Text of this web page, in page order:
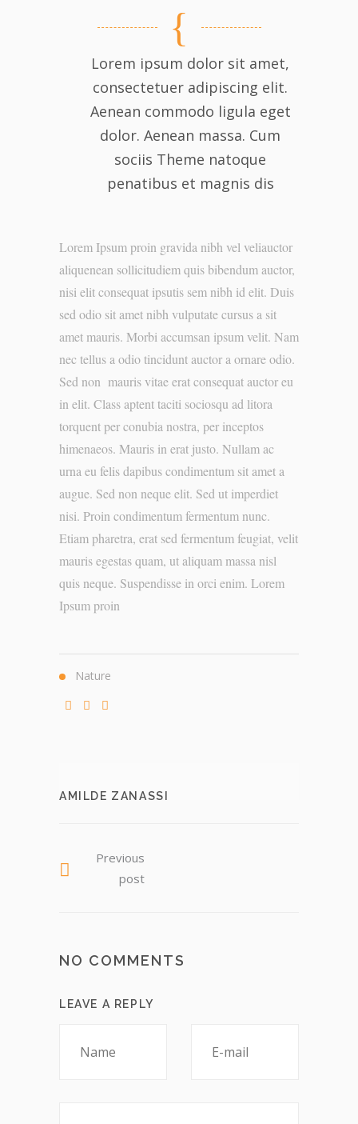
Lorem ipsum dolor sit amet,
consectetuer adipiscing elit.
Aenean commodo ligula eget
dolor. Aenean massa. Cum
sociis Theme natoque
penatibus et magnis dis
Lorem Ipsum proin gravida nibh vel veliauctor
aliquenean sollicitudiem quis bibendum auctor,
nisi elit consequat ipsutis sem nibh id elit. Duis
sed odio sit amet nibh vulputate cursus a sit
amet mauris. Morbi accumsan ipsum velit. Nam
nec tellus a odio tincidunt auctor a ornare odio.
Sed non mauris vitae erat consequat auctor eu
in elit. Class aptent taciti sociosqu ad litora
torquent per conubia nostra, per inceptos
himenaeos. Mauris in erat justo. Nullam ac
urna eu felis dapibus condimentum sit amet a
augue. Sed non neque elit. Sed ut imperdiet
nisi. Proin condimentum fermentum nunc.
Etiam pharetra, erat sed fermentum feugiat, velit
mauris egestas quam, ut aliquam massa nisl
quis neque. Suspendisse in orci enim. Lorem
Ipsum proin
Nature
AMILDE ZANASSI
Previous
post
NO COMMENTS
LEAVE A REPLY